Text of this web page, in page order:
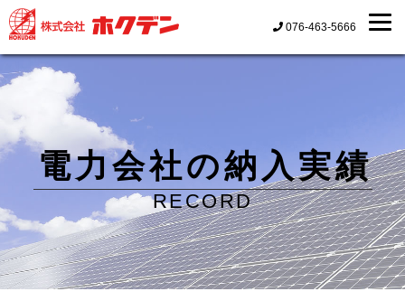
076-463-5666
電力会社の納入実績
RECORD